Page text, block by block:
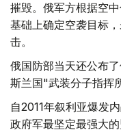
摧毁。俄军方根据空
基础上确定空袭目标
击。
俄国防部当天还公布
斯兰国"武装分子指挥
自2011年叙利亚爆发
政府军最坚定最强大